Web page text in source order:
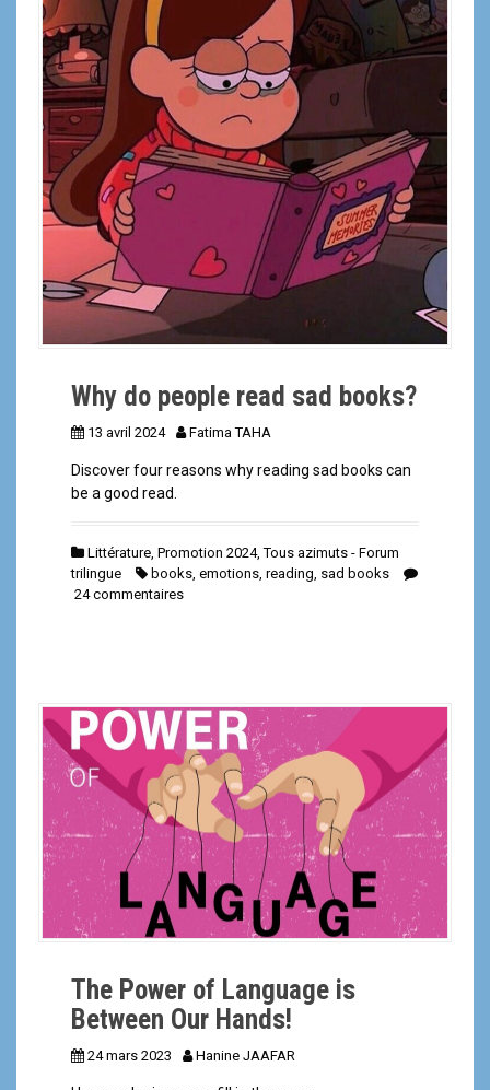
Why do people read sad books?
13 avril 2024 Fatima TAHA
Discover four reasons why reading sad books can
be a good read.
Littérature Promotion 2024,Tous azimuts - Forum
trilingue
books emotions reading sad books
24 commentaires
The Power of Language is
Between Our Hands!
24 mars 2023 Hanine JAAFAR